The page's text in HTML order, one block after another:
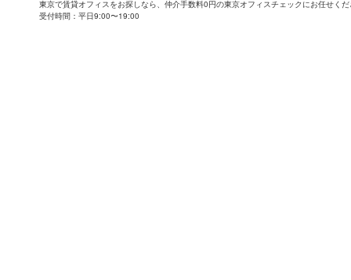
東京で賃貸オフィスをお探しなら、仲介手数料0円の東京オフィスチェックにお任せく
受付時間：平日9:00〜19:00